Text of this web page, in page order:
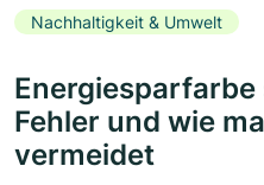
Nachhaltigkeit & Umwelt
Fehler und wie
vermeidet